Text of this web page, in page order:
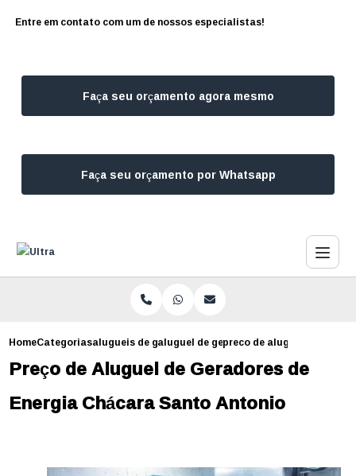
Entre em contato com um de nossos especialistas!
Faça seu orçamento agora mesmo
Faça seu orçamento por Whatsapp
HomeCategoriasalugueis de geradoresaluguel de geradorespreco de aluguel de
Preço de Aluguel de Geradores de
Energia Chácara Santo Antonio